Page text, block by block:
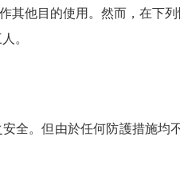
其他目的使用。然而，在下列
。
全。但由於任何防護措施